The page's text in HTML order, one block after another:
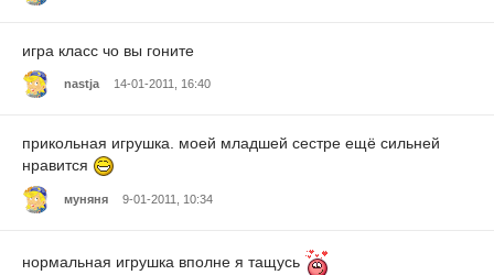
игра класс чо вы гоните
nastja 14-01-2011, 16:40
прикольная игрушка. моей младшей сестре ещё сильней
нравится
муняня 9-01-2011, 10:34
нормальная игрушка вполне я тащусь